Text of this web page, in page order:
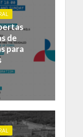
de
para